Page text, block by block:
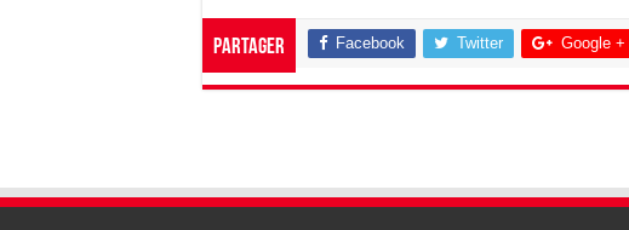
q
e
p
o
a
g
u
z
o
a
g
u
e
z
o
a
g
Partager Facebook Twitter Google +